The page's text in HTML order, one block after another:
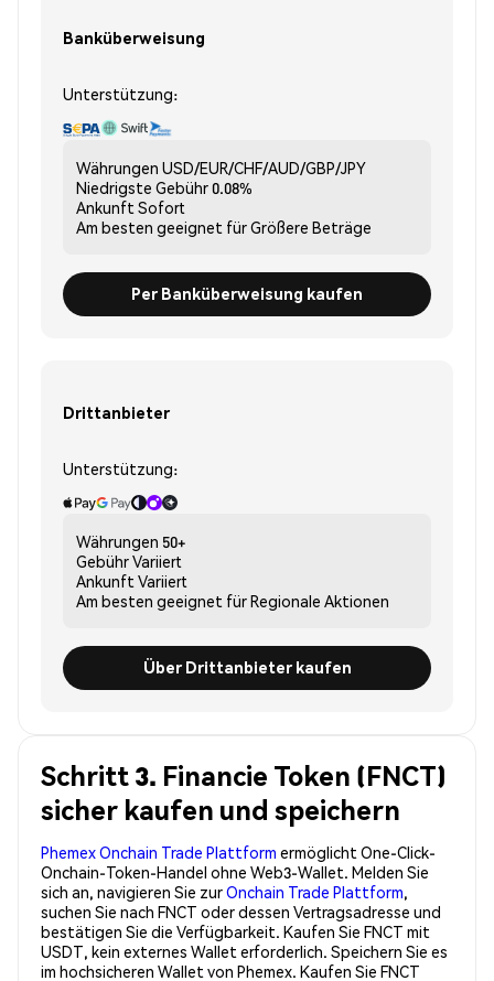
Banküberweisung
Unterstützung:
Währungen USD/EUR/CHF/AUD/GBP/JPY
Niedrigste Gebühr0.08%
Ankunft Sofort
Am besten geeignet fürGrößere Beträge
Per Banküberweisung kaufen
Drittanbieter
Unterstützung:
Währungen 50+
GebührVariiert
Ankunft Variiert
Am besten geeignet fürRegionale Aktionen
Über Drittanbieter kaufen
Schritt 3. Financie Token (FNCT)
sicher kaufen und speichern
Phemex Onchain Trade Plattform ermöglicht One-Click-
Onchain-Token-Handel ohne Web3-Wallet. Melden Sie
sich an, navigieren Sie zurOnchain Trade Plattform,
suchen Sie nach FNCT oder dessen Vertragsadresse und
bestätigen Sie die Verfügbarkeit. Kaufen Sie FNCT mit
USDT, kein externes Wallet erforderlich. Speichern Sie es
im hochsicheren Wallet von Phemex. Kaufen Sie FNCT